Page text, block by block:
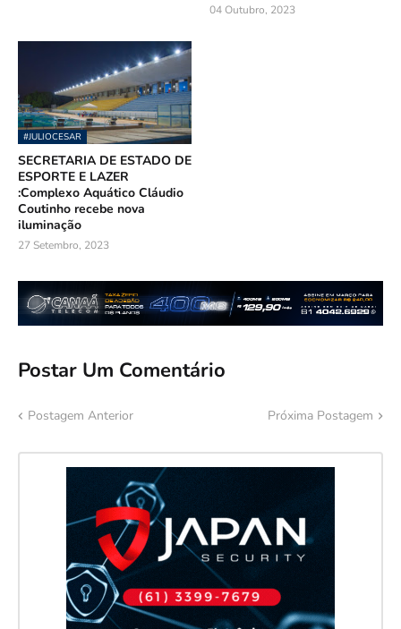
04 Outubro, 2023
#JULIOCESAR
SECRETARIA DE ESTADO DE
ESPORTE E LAZER
:Complexo Aquático Cláudio
Coutinho recebe nova
iluminação
27 Setembro, 2023
Postar Um Comentário
Postagem Anterior Próxima Postagem